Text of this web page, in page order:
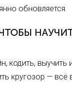
обновляется.
кодить, выучить
кругозор — всё